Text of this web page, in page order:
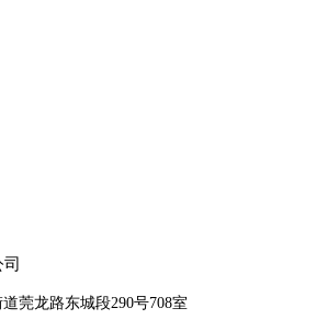
莞龙路东城段290号708室